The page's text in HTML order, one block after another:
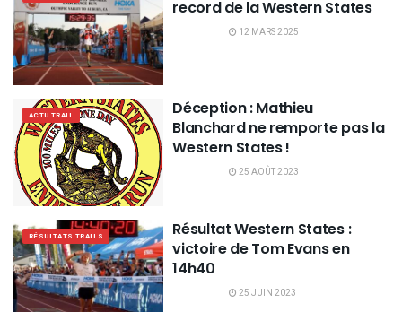
record de la Western States
12 MARS 2025
ACTU TRAIL
Déception : Mathieu
Blanchard ne remporte pas la
Western States !
25 AOÛT 2023
RÉSULTATS TRAILS
Résultat Western States :
victoire de Tom Evans en
14h40
25 JUIN 2023